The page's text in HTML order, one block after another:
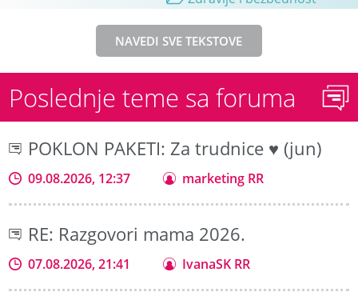
NAVEDI SVE TEKSTOVE
Poslednje teme sa foruma
POKLON PAKETI: Za trudnice ♥ (jun)
09.08.2026, 12:37 marketing RR
RE: Razgovori mama 2026.
07.08.2026, 21:41 IvanaSK RR